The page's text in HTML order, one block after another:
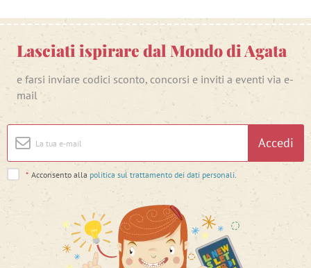
Lasciati ispirare dal Mondo di Agata
e farsi inviare codici sconto, concorsi e inviti a eventi via e-
mail
Accedi
* Acconsento alla politica sul trattamento dei dati personali.